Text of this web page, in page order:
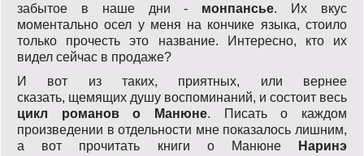
забытое в наше дни - монпансье. Их вкус
моментально осел у меня на кончике языка, стоило
только прочесть это название. Интересно, кто их
видел сейчас в продаже?
И вот из таких, приятных, или вернее
сказать, щемящих душу воспоминаний, и состоит весь
цикл романов о Манюне. Писать о каждом
произведении в отдельности мне показалось лишним,
а вот прочитать книги о МанюнеНаринэ